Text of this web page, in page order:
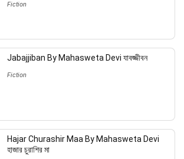
Fiction
Jabajjiban By Mahasweta Devi যাবজ্জীবন
Fiction
Hajar Churashir Maa By Mahasweta Devi
হাজার চুরাশির মা